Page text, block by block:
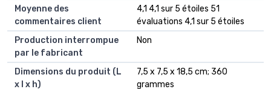
Moyenne des
commentaires client
4,1 4,1 sur 5 étoiles 51
évaluations 4,1 sur 5 étoiles
Production interrompue
par le fabricant
Non
Dimensions du produit (L
x l x h)
7,5 x 7,5 x 18,5 cm; 360
grammes